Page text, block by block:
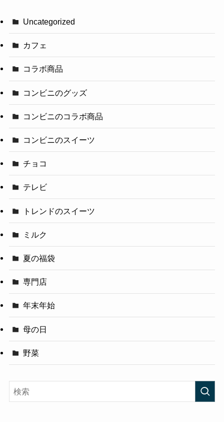
Uncategorized
カフェ
コラボ商品
コンビニのグッズ
コンビニのコラボ商品
コンビニのスイーツ
チョコ
テレビ
トレンドのスイーツ
ミルク
夏の福袋
専門店
年末年始
母の日
野菜